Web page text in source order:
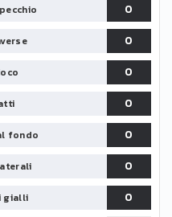
0
0
0
0
fondo
0
0
gialli
0